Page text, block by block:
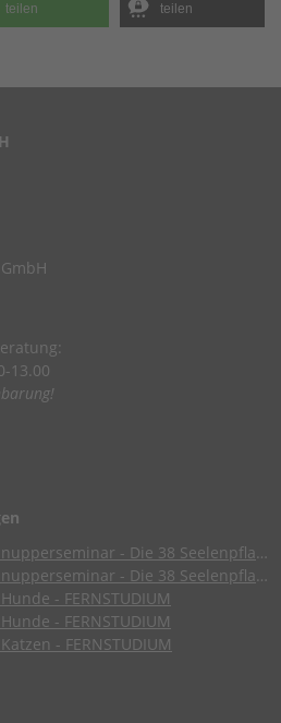
teilen teilen
13.00
- Die 38 Seelenpflanzen nach Dr. Edward Bach
- Die 38 Seelenpflanzen nach Dr. Edward Bach
- FERNSTUDIUM
- FERNSTUDIUM
- FERNSTUDIUM